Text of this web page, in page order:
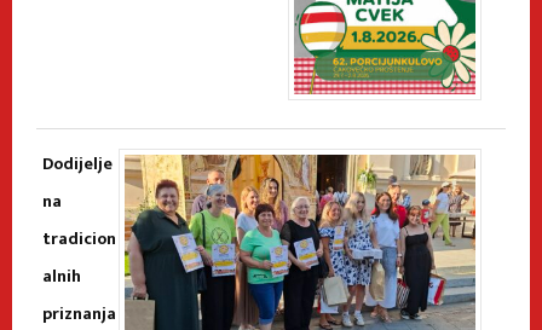
Dodijelje
na
tradicion
alnih
priznanja